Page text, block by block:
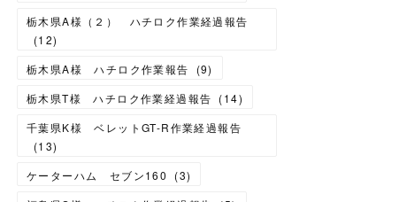
栃木県A様（２） ハチロク作業経過報告
(12)
栃木県A様 ハチロク作業報告
(9)
栃木県T様 ハチロク作業経過報告 (14)
千葉県K様 ベレットGT-R作業経過報告
(13)
ケーターハム セブン160
(3)